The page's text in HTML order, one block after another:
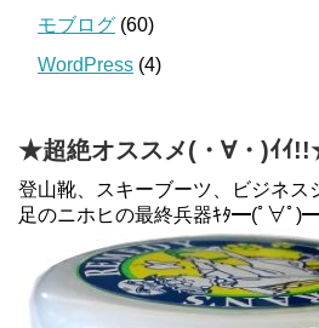
モブログ (60)
WordPress (4)
★超絶オススメ(・∀・)ｲｲ
登山靴、スキーブーツ、ビジネス
足のニホヒの最終兵器ｷﾀ━(ﾟ∀ﾟ